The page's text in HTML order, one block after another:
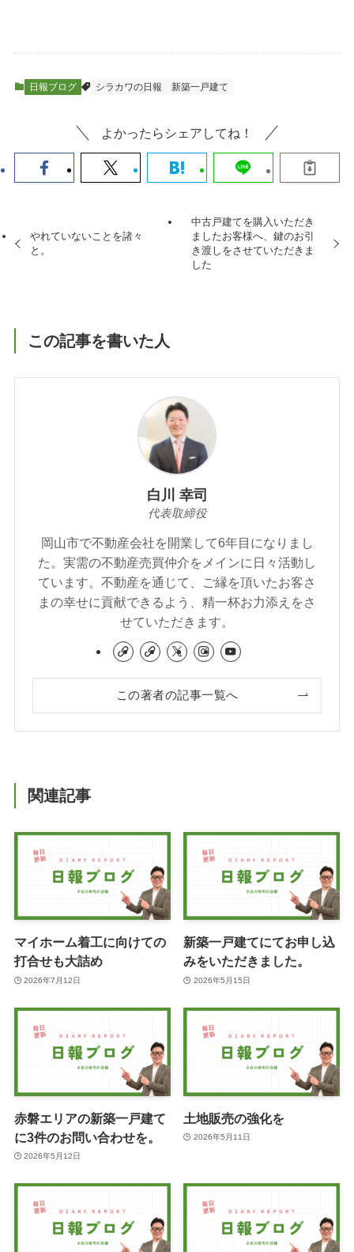
日報ブログ シラカワの日報 新築一戸建て
よかったらシェアしてね！
やれていないことを諸々
と。
中古戸建てを購入いただき
ましたお客様へ、鍵のお引
き渡しをさせていただきま
した
この記事を書いた人
白川 幸司
代表取締役
岡山市で不動産会社を開業して6年目になりまし
た。実需の不動産売買仲介をメインに日々活動し
ています。不動産を通じて、ご縁を頂いたお客さ
まの幸せに貢献できるよう、精一杯お力添えをさ
せていただきます。
この著者の記事一覧へ
関連記事
マイホーム着工に向けての
打合せも大詰め
2026年7月12日
新築一戸建てにてお申し込
みをいただきました。
2026年5月15日
赤磐エリアの新築一戸建て
に3件のお問い合わせを。
2026年5月12日
土地販売の強化を
2026年5月11日